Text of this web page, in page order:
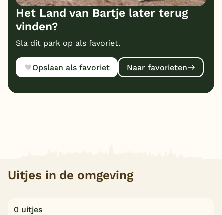
Het Land van Bartje later terug
vinden?
Sla dit park op als favoriet.
Opslaan als favoriet Naar favorieten
Uitjes in de omgeving
0 uitjes